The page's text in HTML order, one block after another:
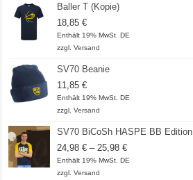
Baller T (Kopie)
18,85€
Enthält 19% MwSt. DE
zzgl.Versand
SV70 Beanie
11,85€
Enthält 19% MwSt. DE
zzgl.Versand
SV70 BiCoSh HASPE BB Edition
24,98€ –25,98€Preisspanne:
24,98 €
Enthält 19% MwSt. DE
zzgl.Versand